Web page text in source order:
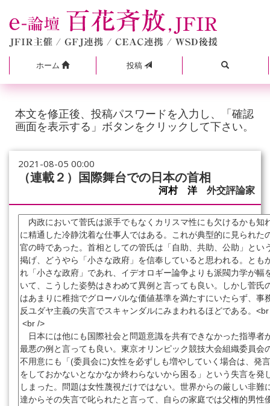
ホーム 投稿
本文を修正後、投稿パスワードを入力し、「確認
画面を表示する」ボタンをクリックして下さい。
2021-08-05 00:00
（連載２）国際舞台での日本の首相
河村 洋外交評論家